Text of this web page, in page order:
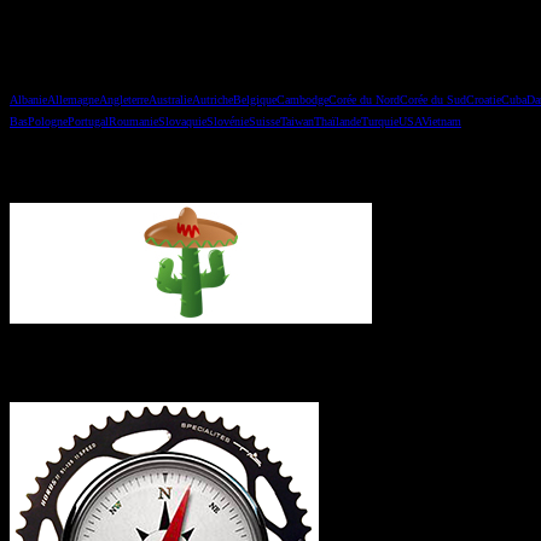
AlbanieAllemagneAngleterreAustralieAutricheBelgiqueCambodgeCorée du NordCorée du SudCroatieCuba
BasPolognePortugalRoumanieSlovaquieSlovénieSuisseTaiwanThaïlandeTurquieUSAVietnam